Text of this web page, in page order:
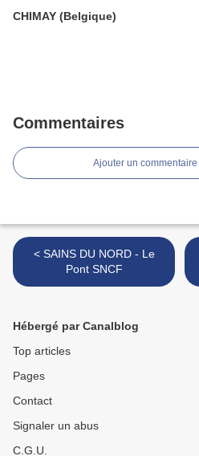
CHIMAY (Belgique)
Commentaires
Ajouter un commentaire
< SAINS DU NORD - Le
Pont SNCF
Hébergé par Canalblog
Top articles
Pages
Contact
Signaler un abus
C.G.U.